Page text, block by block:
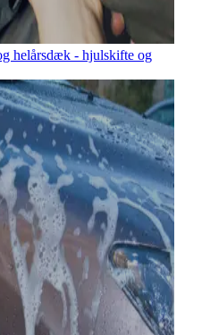
helårsdæk - hjulskifte og